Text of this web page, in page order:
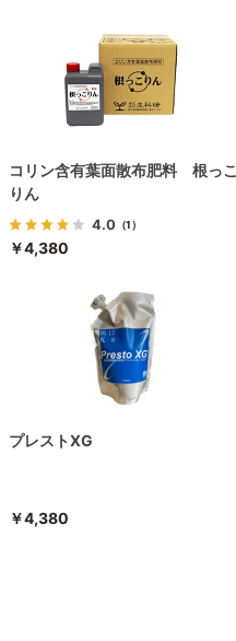
コリン含有葉面散布肥料 根っこ
りん
4.0 （1）
￥4,380
プレストXG
￥4,380